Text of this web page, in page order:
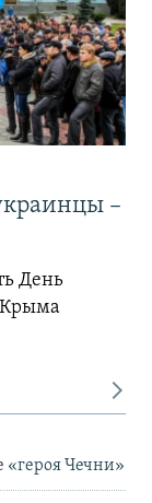
–
День
Чечни»